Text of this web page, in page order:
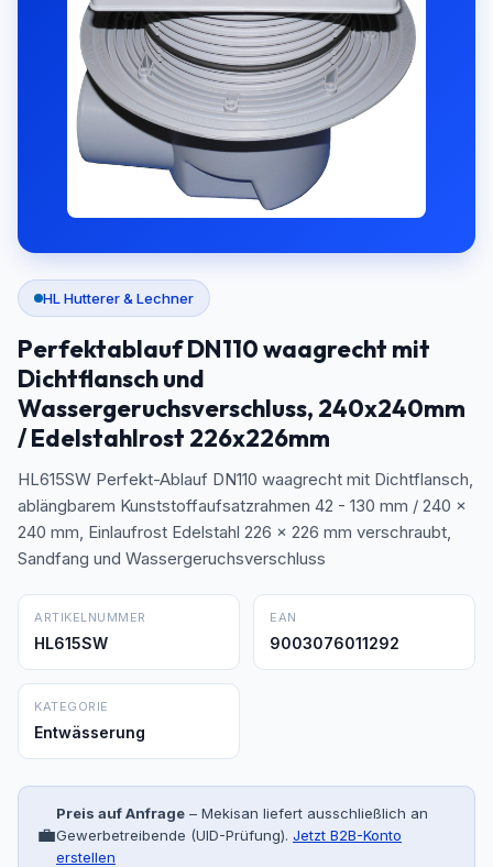
HL Hutterer & Lechner
Perfektablauf DN110 waagrecht mit
Dichtflansch und
Wassergeruchsverschluss, 240x240mm
/ Edelstahlrost 226x226mm
HL615SW Perfekt-Ablauf DN110 waagrecht mit Dichtflansch,
ablängbarem Kunststoffaufsatzrahmen 42 - 130 mm / 240 x
240 mm, Einlaufrost Edelstahl 226 x 226 mm verschraubt,
Sandfang und Wassergeruchsverschluss
ARTIKELNUMMER
HL615SW
EAN
9003076011292
KATEGORIE
Entwässerung
💼
Preis auf Anfrage – Mekisan liefert ausschließlich an
Gewerbetreibende (UID-Prüfung). Jetzt B2B-Konto
erstellen